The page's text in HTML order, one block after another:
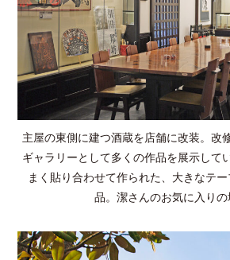
主屋の東側に建つ酒蔵を店舗に改装。改
ギャラリーとして多くの作品を展示して
まく貼り合わせて作られた、大きなテ
品。潔さんのお気に入り